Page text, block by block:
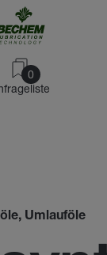
0
Umlauföle